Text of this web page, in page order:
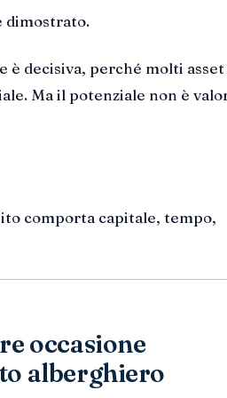
dimostrato.
è decisiva, perché molti asset
Ma il potenziale non è
comporta capitale, tempo,
occasione
alberghiero